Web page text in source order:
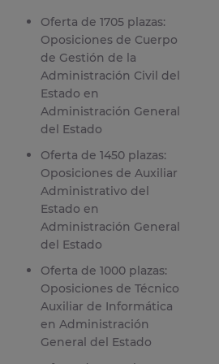
Oferta de 1705 plazas:
Oposiciones de Cuerpo
de Gestión de la
Administración Civil del
Estado en
Administración General
del Estado
Oferta de 1450 plazas:
Oposiciones de Auxiliar
Administrativo del
Estado en
Administración General
del Estado
Oferta de 1000 plazas:
Oposiciones de Técnico
Auxiliar de Informática
en Administración
General del Estado